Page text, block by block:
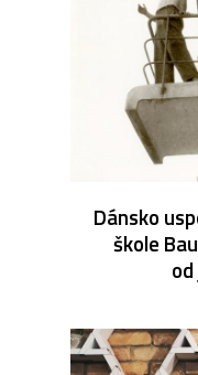
Dánsko
škole